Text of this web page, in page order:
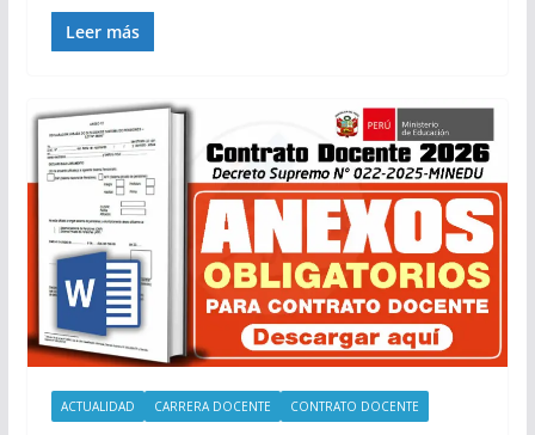
Leer más
ACTUALIDAD CARRERA DOCENTE CONTRATO DOCENTE